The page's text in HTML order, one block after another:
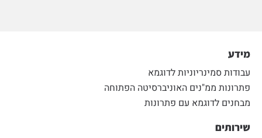
מידע
עבודות סמינריוניות לדוגמא
פתרונות ממ"נים האוניברסיטה הפתוחה
מבחנים לדוגמא עם פתרונות
שירותים